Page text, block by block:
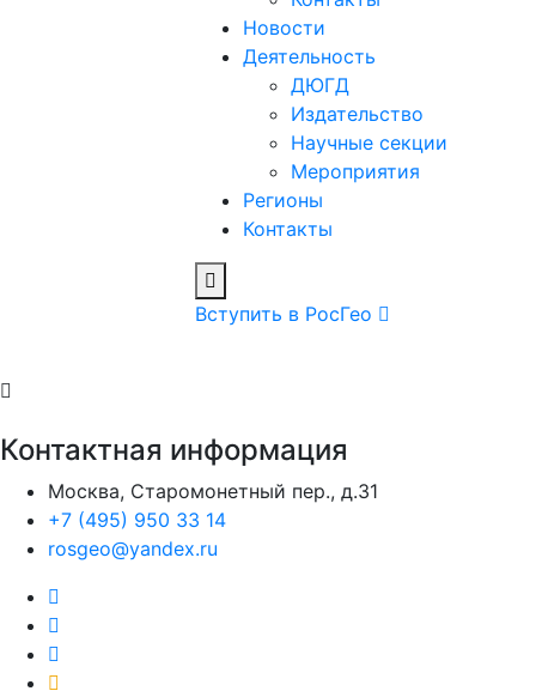
Новости
Деятельность
ДЮГД
Издательство
Научные секции
Мероприятия
Регионы
Контакты
Вступить в РосГео
Контактная информация
Москва, Старомонетный пер., д.31
+7 (495) 950 33 14
rosgeo@yandex.ru